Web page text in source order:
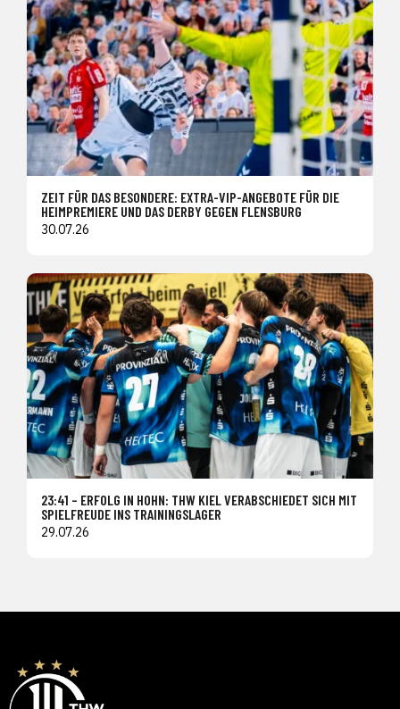
ZEIT FÜR DAS BESONDERE: EXTRA-VIP-ANGEBOTE FÜR DIE
HEIMPREMIERE UND DAS DERBY GEGEN FLENSBURG
30.07.26
23:41 – ERFOLG IN HOHN: THW KIEL VERABSCHIEDET SICH MIT
SPIELFREUDE INS TRAININGSLAGER
29.07.26